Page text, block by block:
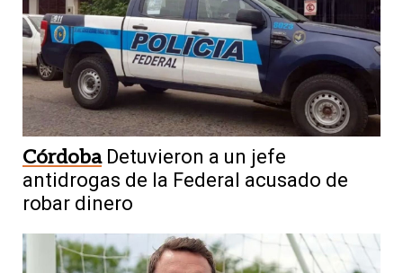
Córdoba Detuvieron a un jefe
antidrogas de la Federal acusado de
robar dinero